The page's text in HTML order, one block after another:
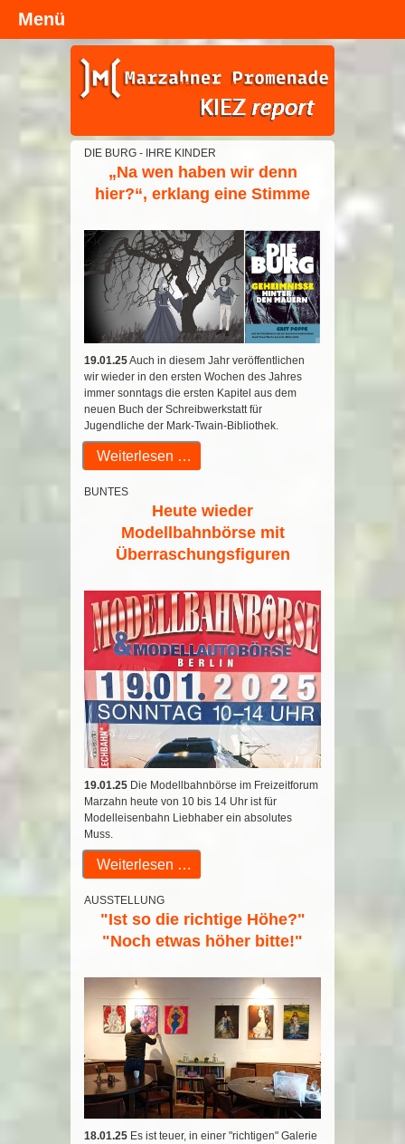
Kopfzeile
DIE BURG - IHRE KINDER
„Na wen haben wir denn
hier?“, erklang eine Stimme
19.01.25Auch in diesem Jahr veröffentlichen
wir wieder in den ersten Wochen des Jahres
immer sonntags die ersten Kapitel aus dem
neuen Buch der Schreibwerkstatt für
Jugendliche der Mark-Twain-Bibliothek.
Weiterlesen …
BUNTES
Heute wieder
Modellbahnbörse mit
Überraschungsfiguren
19.01.25 Die Modellbahnbörse im Freizeitforum
Marzahn heute von 10 bis 14 Uhr ist für
Modelleisenbahn Liebhaber ein absolutes
Muss.
Weiterlesen …
AUSSTELLUNG
"Ist so die richtige Höhe?"
"Noch etwas höher bitte!"
18.01.25 Es ist teuer, in einer "richtigen" Galerie
Menü